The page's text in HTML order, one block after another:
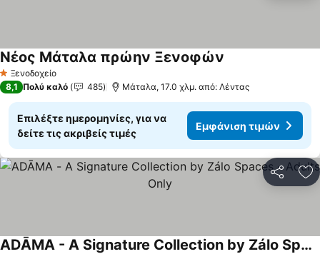
1 Αστέρια
Ξενοδοχείο
Νέος Μάταλα πρώην Ξενοφών
8,1 Πολύ καλό 485 Μάταλα, 17.0 χλμ. από: Λέντας
Επιλέξτε ημερομηνίες, για να
δείτε τις ακριβείς τιμές
Εμφάνιση τιμών
ADĀMA - A Signature Collection by Zálo Spaces - Adults Only